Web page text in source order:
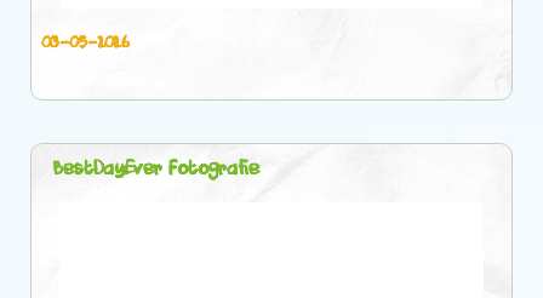
03-05-2026
BestDayEver Fotografie